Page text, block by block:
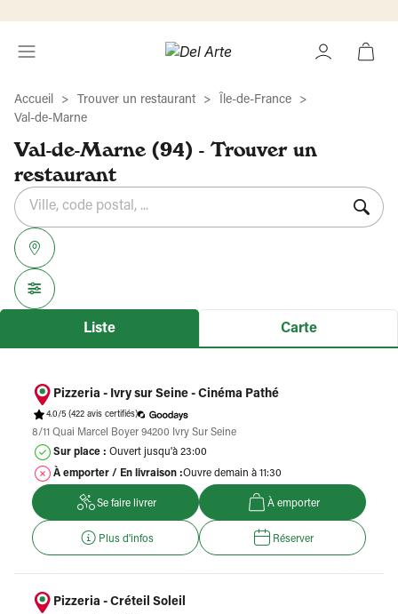
Accueil Trouver un restaurant
Île-de-France
Val-de-Marne
Val-de-Marne (94) - Trouver un
restaurant
Rechercher
établissement
Veuillez
renseigner
une
adresse
{{count}}
résultat(s)
trouvé(s)
Liste Carte
Pizzeria - Ivry sur Seine - Cinéma Pathé
4.0/5 (422 avis certifiés)
8/11 Quai Marcel Boyer 94200 Ivry Sur Seine
Sur place : Ouvert jusqu'à 23:00
À emporter / En livraison :Ouvre demain à 11:30
Se faire livrer À emporter
Plus d'infos Réserver
Pizzeria - Créteil Soleil